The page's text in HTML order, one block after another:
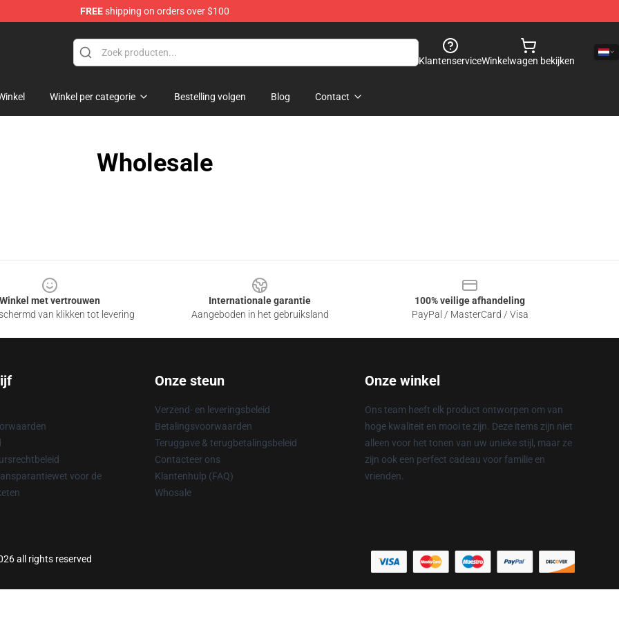
FREEshipping on orders over $100
KlantenserviceWinkelwagen bekijken
Winkel per categorie Bestelling volgen Blog Contact
Wholesale
Winkel met vertrouwen
van klikken tot levering
Internationale garantie
Aangeboden in het gebruiksland
100% veilige afhandeling
PayPal / MasterCard / Visa
voor de
Onze steun
Verzend- en leveringsbeleid
Betalingsvoorwaarden
Teruggave & terugbetalingsbeleid
Contacteer ons
Klantenhulp (FAQ)
Whosale
Onze winkel
Ons team heeft elk product ontworpen om van
hoge kwaliteit en mooi te zijn. Deze items zijn niet
alleen voor het tonen van uw unieke stijl, maar ze
zijn ook een perfect cadeau voor familie en
vrienden.
all rights reserved